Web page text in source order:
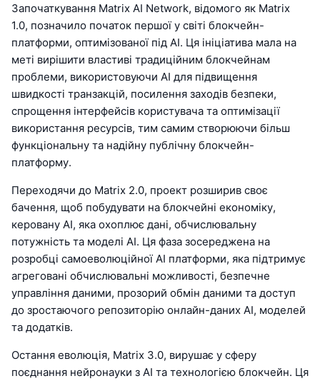
Започаткування Matrix AI Network, відомого як Matrix
1.0, позначило початок першої у світі блокчейн-
платформи, оптимізованої під AI. Ця ініціатива мала на
меті вирішити властиві традиційним блокчейнам
проблеми, використовуючи AI для підвищення
швидкості транзакцій, посилення заходів безпеки,
спрощення інтерфейсів користувача та оптимізації
використання ресурсів, тим самим створюючи більш
функціональну та надійну публічну блокчейн-
платформу.
Переходячи до Matrix 2.0, проект розширив своє
бачення, щоб побудувати на блокчейні економіку,
керовану AI, яка охоплює дані, обчислювальну
потужність та моделі AI. Ця фаза зосереджена на
розробці самоеволюційної AI платформи, яка підтримує
агреговані обчислювальні можливості, безпечне
управління даними, прозорий обмін даними та доступ
до зростаючого репозиторію онлайн-даних AI, моделей
та додатків.
Остання еволюція, Matrix 3.0, вирушає у сферу
поєднання нейронауки з AI та технологією блокчейн. Ця